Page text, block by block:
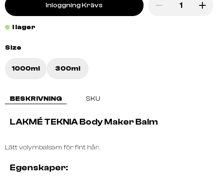
Inloggning Krävs
I lager
Size
1000ml 300ml
BESKRIVNING SKU
LAKMÉ TEKNIA Body Maker Balm
Lätt volymbalsam för fint hår.
Egenskaper: